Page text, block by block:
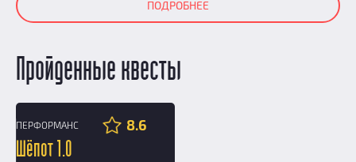
ПОДРОБНЕЕ
Пройденные квесты
ПЕРФОРМАНС 8.6
Шёпот 1.0